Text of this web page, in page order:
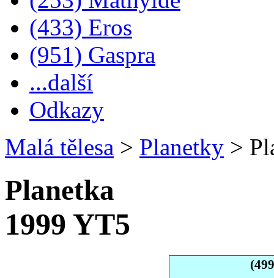
(433) Eros
(951) Gaspra
...další
Odkazy
Malá tělesa > Planetky >
Planetka
1999 YT5